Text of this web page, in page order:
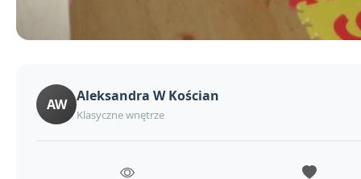
AW Aleksandra W Kościan
Klasyczne wnętrze